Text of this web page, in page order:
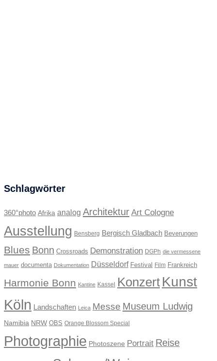
Schlagwörter
360°photo Afrika analog Architektur Art Cologne
Ausstellung Bensberg Bergisch Gladbach Beverungen
Blues Bonn Crossroads Demonstration DGPh die vermessene
mauer documenta Dokumentation Düsseldorf Festival Film Frankreich
Harmonie Bonn Kantine Kassel Konzert Kunst
Köln Landschaften Leica Messe Museum Ludwig
Namibia NRW OBS Orange Blossom Special
Photographie Photoszene Portrait Reise